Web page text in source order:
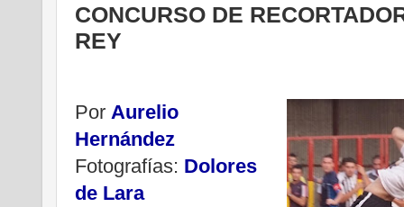
CONCURSO DE
REY
Por Aurelio
Hernández
Fotografías: Dolores
de Lara